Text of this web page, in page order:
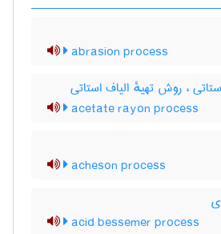
abrasion process
، روش تهیهٔ الیاف استاتی
acetate rayon process
acheson process
acid bessemer process